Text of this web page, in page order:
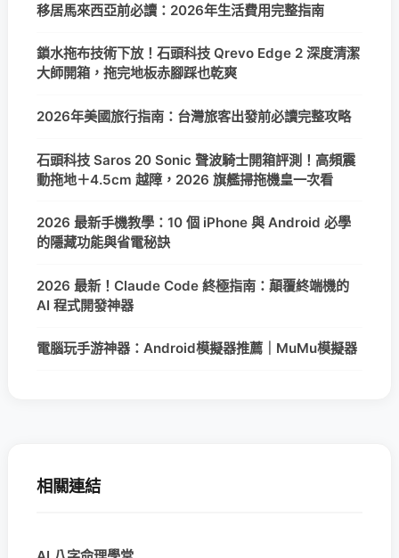
移居馬來西亞前必讀：2026年生活費用完整指南
鎖水拖布技術下放！石頭科技 Qrevo Edge 2 深度清潔
大師開箱，拖完地板赤腳踩也乾爽
2026年美國旅行指南：台灣旅客出發前必讀完整攻略
石頭科技 Saros 20 Sonic 聲波騎士開箱評測！高頻震
動拖地＋4.5cm 越障，2026 旗艦掃拖機皇一次看
2026 最新手機教學：10 個 iPhone 與 Android 必學
的隱藏功能與省電秘訣
2026 最新！Claude Code 終極指南：顛覆終端機的
AI 程式開發神器
電腦玩手游神器：Android模擬器推薦｜MuMu模擬器
相關連結